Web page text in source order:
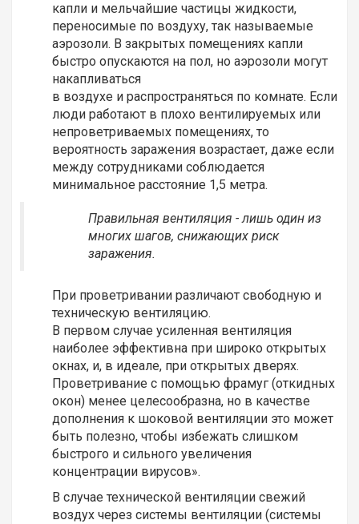
капли и мельчайшие частицы жидкости,
переносимые по воздуху, так называемые
аэрозоли. В закрытых помещениях капли
быстро опускаются на пол, но аэрозоли могут
накапливаться
в воздухе и распространяться по комнате. Если
люди работают в плохо вентилируемых или
непроветриваемых помещениях, то
вероятность заражения возрастает, даже если
между сотрудниками соблюдается
минимальное расстояние 1,5 метра.
Правильная вентиляция - лишь один из
многих шагов, снижающих риск
заражения.
При проветривании различают свободную и
техническую вентиляцию.
В первом случае усиленная вентиляция
наиболее эффективна при широко открытых
окнах, и, в идеале, при открытых дверях.
Проветривание с помощью фрамуг (откидных
окон) менее целесообразна, но в качестве
дополнения к шоковой вентиляции это может
быть полезно, чтобы избежать слишком
быстрого и сильного увеличения
концентрации вирусов».
В случае технической вентиляции свежий
воздух через системы вентиляции (системы